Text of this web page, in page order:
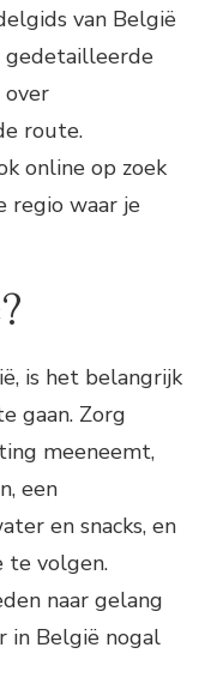
van België
gedetailleerde
over
route.
online op zoek
regio waar je
is het belangrijk
gaan. Zorg
meeneemt,
een
en snacks, en
te volgen.
naar gelang
in België nogal